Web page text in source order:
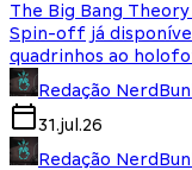
The Big Bang
Spin-off já disponível
quadrinhos ao
Redação
31.jul.26
Redação